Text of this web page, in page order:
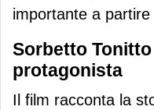
importante a partire
Sorbetto
protagonista
Il film racconta la